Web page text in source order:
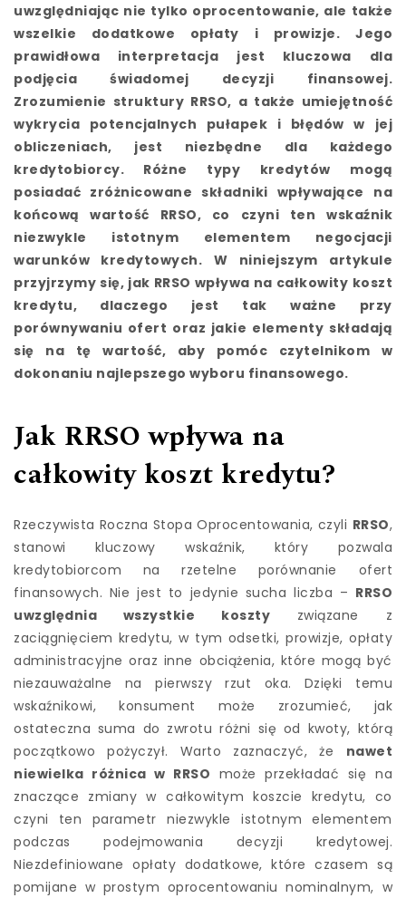
uwzględniając nie tylko oprocentowanie, ale także
wszelkie dodatkowe opłaty i prowizje. Jego
prawidłowa interpretacja jest kluczowa dla
podjęcia świadomej decyzji finansowej.
Zrozumienie struktury RRSO, a także umiejętność
wykrycia potencjalnych pułapek i błędów w jej
obliczeniach, jest niezbędne dla każdego
kredytobiorcy. Różne typy kredytów mogą
posiadać zróżnicowane składniki wpływające na
końcową wartość RRSO, co czyni ten wskaźnik
niezwykle istotnym elementem negocjacji
warunków kredytowych. W niniejszym artykule
przyjrzymy się, jak RRSO wpływa na całkowity koszt
kredytu, dlaczego jest tak ważne przy
porównywaniu ofert oraz jakie elementy składają
się na tę wartość, aby pomóc czytelnikom w
dokonaniu najlepszego wyboru finansowego.
Jak RRSO wpływa na
całkowity koszt kredytu?
Rzeczywista Roczna Stopa Oprocentowania, czyli RRSO,
stanowi kluczowy wskaźnik, który pozwala
kredytobiorcom na rzetelne porównanie ofert
finansowych. Nie jest to jedynie sucha liczba – RRSO
uwzględnia wszystkie koszty związane z
zaciągnięciem kredytu, w tym odsetki, prowizje, opłaty
administracyjne oraz inne obciążenia, które mogą być
niezauważalne na pierwszy rzut oka. Dzięki temu
wskaźnikowi, konsument może zrozumieć, jak
ostateczna suma do zwrotu różni się od kwoty, którą
początkowo pożyczył. Warto zaznaczyć, że nawet
niewielka różnica w RRSO może przekładać się na
znaczące zmiany w całkowitym koszcie kredytu, co
czyni ten parametr niezwykle istotnym elementem
podczas podejmowania decyzji kredytowej.
Niezdefiniowane opłaty dodatkowe, które czasem są
pomijane w prostym oprocentowaniu nominalnym, w